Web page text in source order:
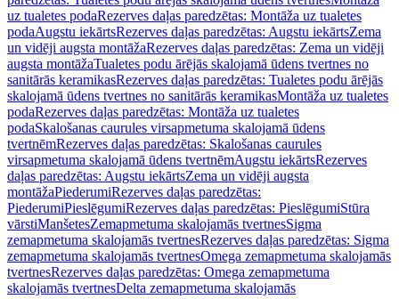
uz tualetes podaRezerves daļas paredzētas: Montāža uz tualetes
podaAugstu iekārtsRezerves daļas paredzētas: Augstu iekārtsZema
un vidēji augsta montāžaRezerves daļas paredzētas: Zema un vidēji
augsta montāžaTualetes podu ārējās skalojamā ūdens tvertnes no
sanitārās keramikasRezerves daļas paredzētas: Tualetes podu ārējās
skalojamā ūdens tvertnes no sanitārās keramikasMontāža uz tualetes
podaRezerves daļas paredzētas: Montāža uz tualetes
podaSkalošanas caurules virsapmetuma skalojamā ūdens
tvertnēmRezerves daļas paredzētas: Skalošanas caurules
virsapmetuma skalojamā ūdens tvertnēmAugstu iekārtsRezerves
daļas paredzētas: Augstu iekārtsZema un vidēji augsta
montāžaPiederumiRezerves daļas paredzētas:
PiederumiPieslēgumiRezerves daļas paredzētas: PieslēgumiStūra
vārstiManšetesZemapmetuma skalojamās tvertnesSigma
zemapmetuma skalojamās tvertnesRezerves daļas paredzētas: Sigma
zemapmetuma skalojamās tvertnesOmega zemapmetuma skalojamās
tvertnesRezerves daļas paredzētas: Omega zemapmetuma
skalojamās tvertnesDelta zemapmetuma skalojamās